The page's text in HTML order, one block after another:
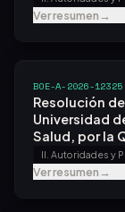
Que Se
Acceso Libre,
Jus/1288/
Ver resumen→
BOE-A-2026-12325
Resolución
Universidad
Salud, por la
Universidad,
Fernando
Ver resumen→